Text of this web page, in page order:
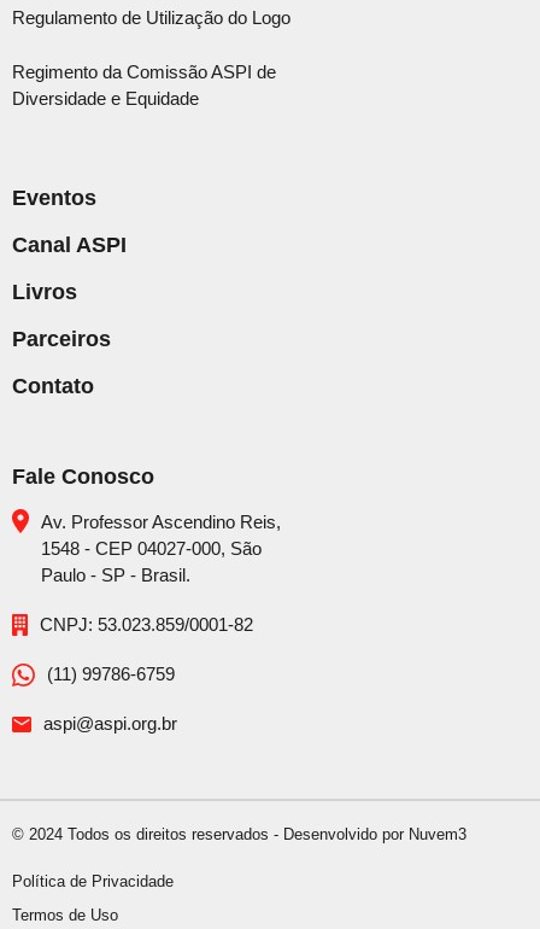
Regulamento de Utilização do Logo
Regimento da Comissão ASPI de
Diversidade e Equidade
Eventos
Canal ASPI
Livros
Parceiros
Contato
Fale Conosco
Av. Professor Ascendino Reis,
1548 - CEP 04027-000, São
Paulo - SP - Brasil.
CNPJ: 53.023.859/0001-82
(11) 99786-6759
aspi@aspi.org.br
© 2024 Todos os direitos reservados - Desenvolvido por Nuvem3
Política de Privacidade
Termos de Uso